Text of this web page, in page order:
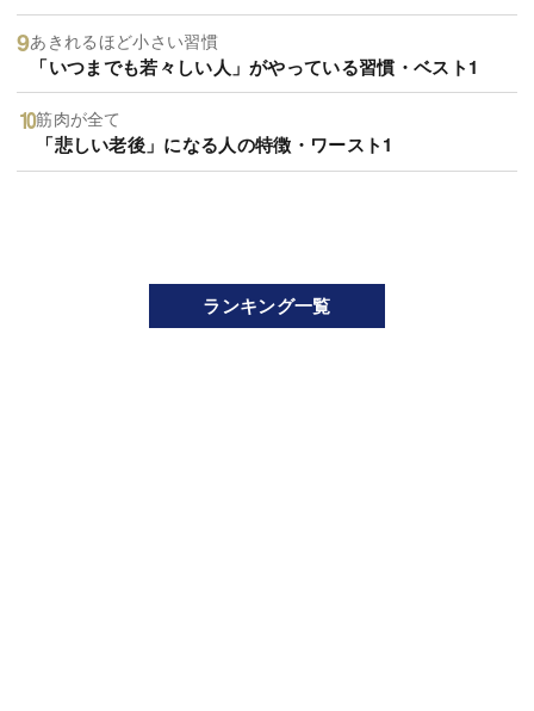
あきれるほど小さい習慣
「いつまでも若々しい人」がやっている習慣・ベスト1
筋肉が全て
「悲しい老後」になる人の特徴・ワースト1
ランキング一覧